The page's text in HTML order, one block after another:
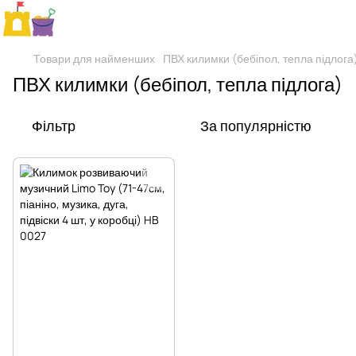
Товари для найменших ПВХ килимки (бебіпол, тепла
ПВХ килимки (бебіпол, тепла підлога)
Фільтр За популярністю